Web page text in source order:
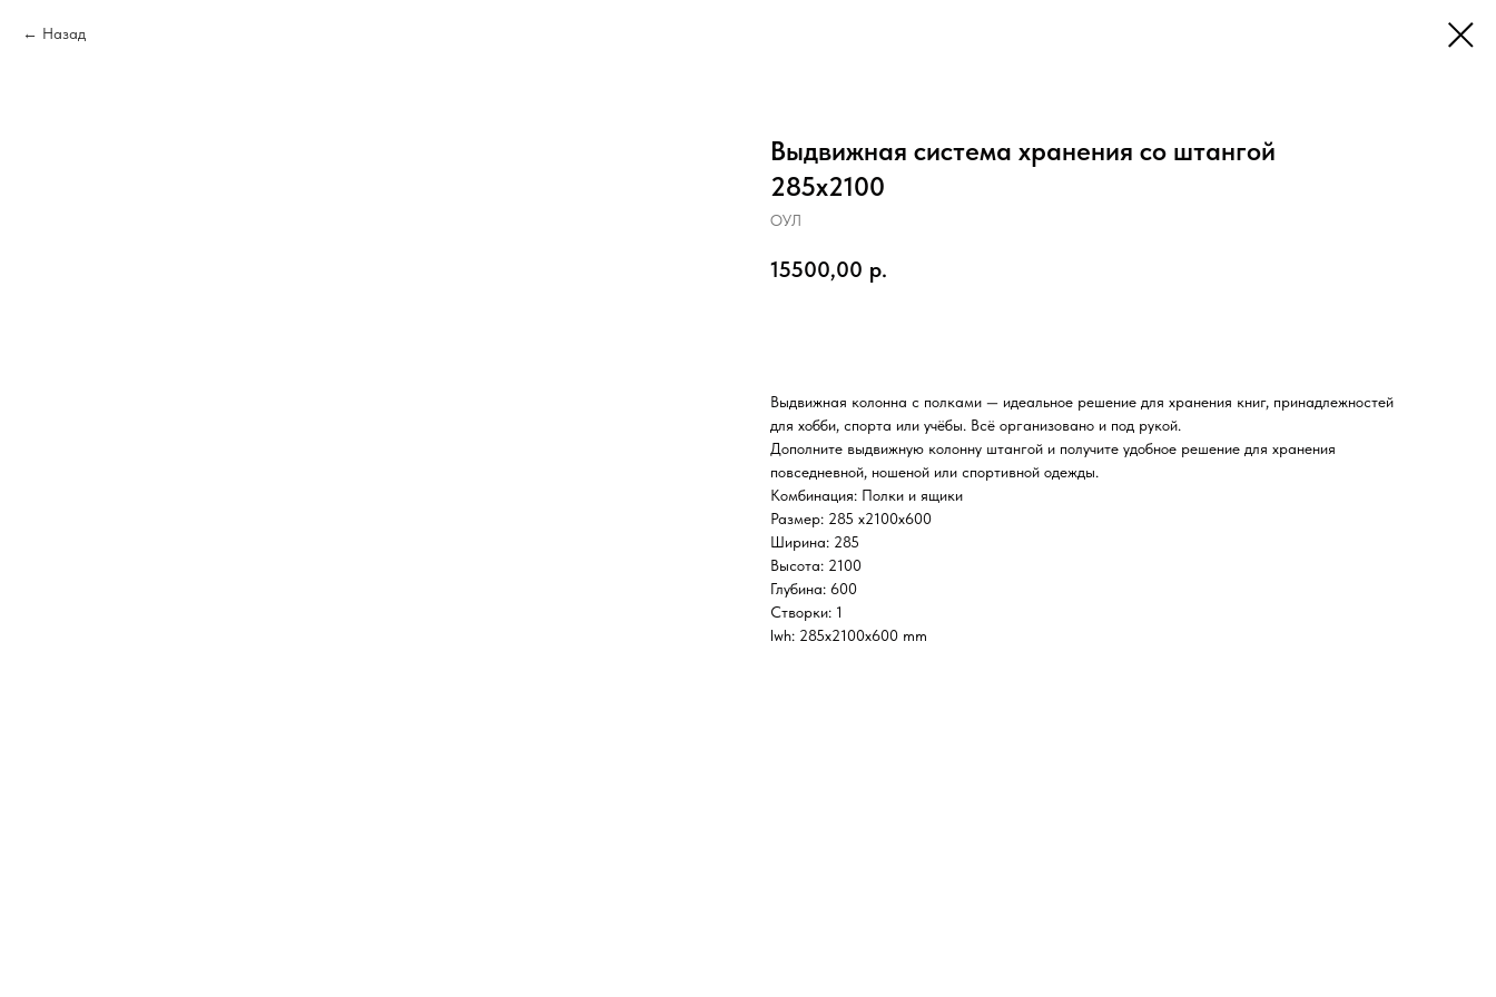
Назад
Выдвижная система хранения со штангой
285х2100
ОУЛ
15500,00 р.
Выдвижная колонна с полками — идеальное решение для хранения книг, принадлежностей
для хобби, спорта или учёбы. Всё организовано и под рукой.
Дополните выдвижную колонну штангой и получите удобное решение для хранения
повседневной, ношеной или спортивной одежды.
Комбинация: Полки и ящики
Размер: 285 х2100х600
Ширина: 285
Высота: 2100
Глубина: 600
Створки: 1
lwh: 285x2100x600 mm